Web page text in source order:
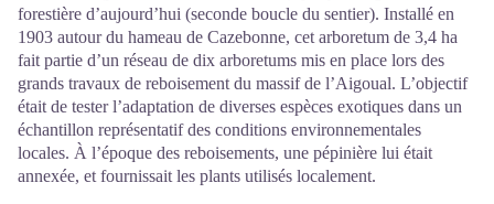
forestière d’aujourd’hui (seconde boucle du sentier). Installé en
1903 autour du hameau de Cazebonne, cet arboretum de 3,4 ha
fait partie d’un réseau de dix arboretums mis en place lors des
grands travaux de reboisement du massif de l’Aigoual. L’objectif
était de tester l’adaptation de diverses espèces exotiques dans un
échantillon représentatif des conditions environnementales
locales. À l’époque des reboisements, une pépinière lui était
annexée, et fournissait les plants utilisés localement.